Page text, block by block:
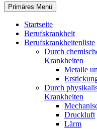
Suchen
Primäres Menü Zum
Inhalt
Startseite
Berufskrankheit
Berufskrankheitenliste
Durch
Krankheiten
Metalle
Durch
Krankheiten
Druckluft
Lärm